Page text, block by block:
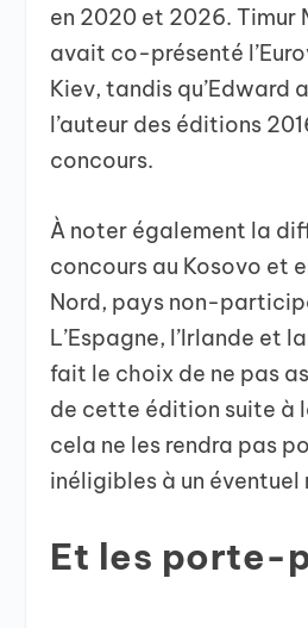
en 2020 et 2026. Timur
avait co-présenté
Kiev, tandis qu’Edward
l’auteur des éditions
concours.
À noter également la
concours au Kosovo et
Nord, pays non-
L’Espagne, l’Irlande et
fait le choix de ne pas
de cette édition suite à
cela ne les rendra pas
inéligibles à un éventuel
Et les porte-